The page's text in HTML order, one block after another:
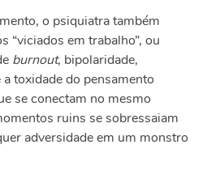
o psiquiatra também
“viciados em trabalho”, ou
burnout, bipolaridade,
toxidade do pensamento
se conectam no mesmo
ruins se sobressaiam
adversidade em um monstro